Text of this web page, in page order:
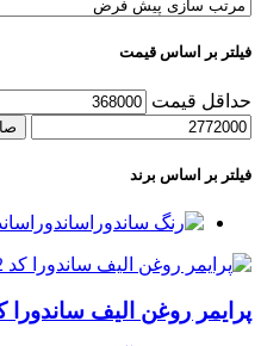
فیلتر بر اساس قیمت
حداقل قیمت
فیلتر بر اساس برند
ساندورا
پرایمر روغن الیف ساندورا کد 602 دبه (8)